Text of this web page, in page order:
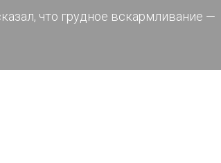
что грудное вскармливание —